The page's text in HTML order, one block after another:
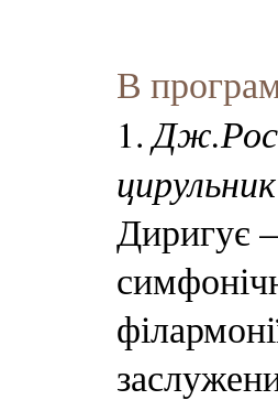
В
1.
Диригує